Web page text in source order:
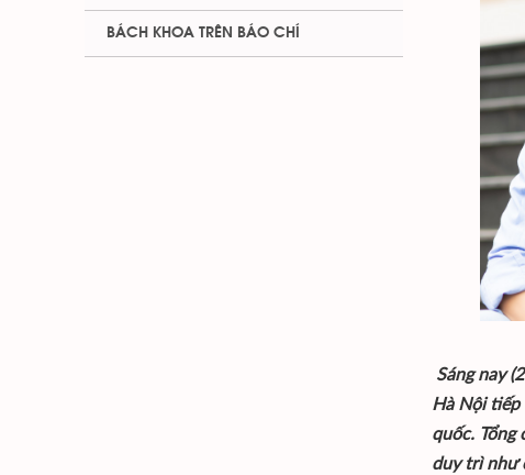
Sáng nay
Hà Nội tiếp
quốc.
duy trì như
BÁCH KHOA TRÊN BÁO CHÍ